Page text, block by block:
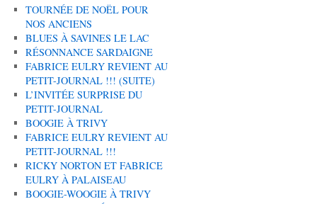
TOURNÉE DE NOËL POUR
NOS ANCIENS
BLUES À SAVINES LE LAC
RÉSONNANCE SARDAIGNE
FABRICE EULRY REVIENT AU
PETIT-JOURNAL !!! (SUITE)
L’INVITÉE SURPRISE DU
PETIT-JOURNAL
BOOGIE À TRIVY
FABRICE EULRY REVIENT AU
PETIT-JOURNAL !!!
RICKY NORTON ET FABRICE
EULRY À PALAISEAU
BOOGIE-WOOGIE À TRIVY